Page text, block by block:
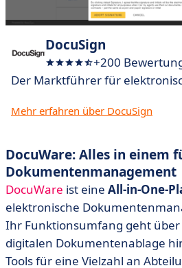
DocuSign
+200
Der Marktführer für
Mehr erfahren über DocuSign
DocuWare: Alles in einem
Dokumentenmanagement
DocuWare ist eine All-in-One-
elektronische
Ihr Funktionsumfang geht über
digitalen Dokumentenablage
Tools für eine Vielzahl an